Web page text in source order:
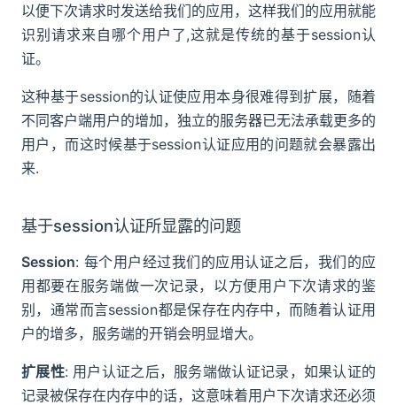
以便下次请求时发送给我们的应用，这样我们的应用就能
识别请求来自哪个用户了,这就是传统的基于session认
证。
这种基于session的认证使应用本身很难得到扩展，随着
不同客户端用户的增加，独立的服务器已无法承载更多的
用户，而这时候基于session认证应用的问题就会暴露出
来.
基于session认证所显露的问题
Session: 每个用户经过我们的应用认证之后，我们的应
用都要在服务端做一次记录，以方便用户下次请求的鉴
别，通常而言session都是保存在内存中，而随着认证用
户的增多，服务端的开销会明显增大。
扩展性: 用户认证之后，服务端做认证记录，如果认证的
记录被保存在内存中的话，这意味着用户下次请求还必须